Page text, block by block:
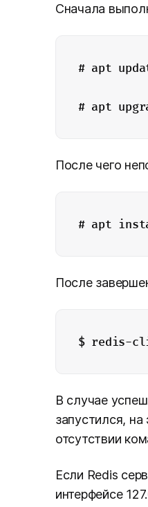
Сначала
# apt
# apt
После чего
# apt
После
$ redis-
В случае
запустился,
отсутствии
Если Redis
интерфейсе